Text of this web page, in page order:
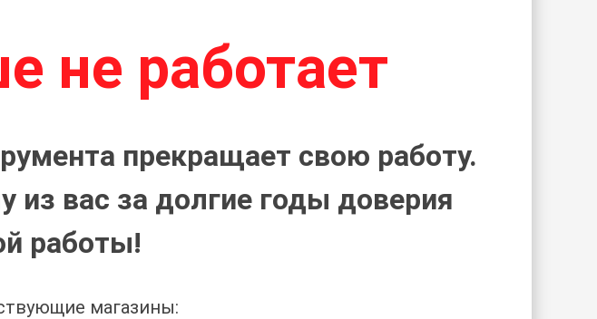
не работает
прекращает свою работу.
вас за долгие годы доверия
работы!
магазины: